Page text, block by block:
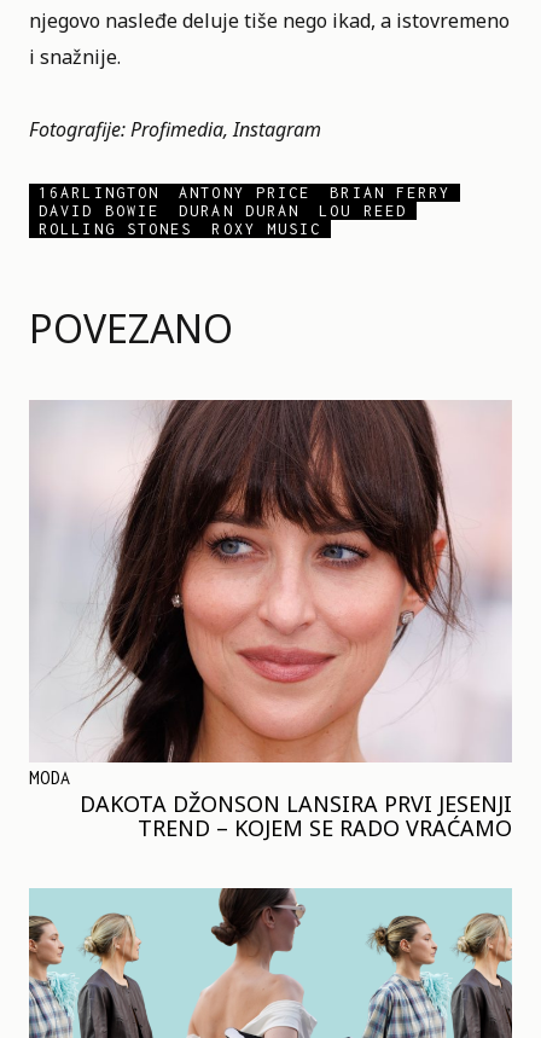
POVEZANO
MODA
DAKOTA DŽONSON LANSIRA PRVI JESENJI
TREND – KOJEM SE RADO VRAĆAMO
njegovo nasleđe deluje tiše nego ikad, a istovremeno
i snažnije.
Fotografije: Profimedia, Instagram
16ARLINGTON ANTONY PRICE
BRIAN FERRY
DAVID BOWIE
DURAN DURAN
LOU REED
ROLLING STONES
ROXY MUSIC